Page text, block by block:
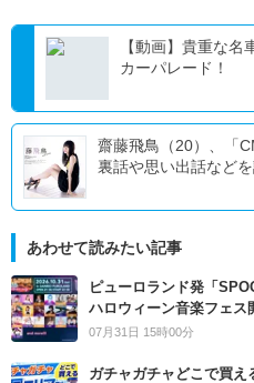
【動画】貴重な
カーパレード！
齋藤飛鳥（20）、「
裏話や思い出話など
あわせて読みたい記事
ピューロランド発「
ハロウィーン音楽フェス
07月31日 15時00分
ガチャガチャどこで買え